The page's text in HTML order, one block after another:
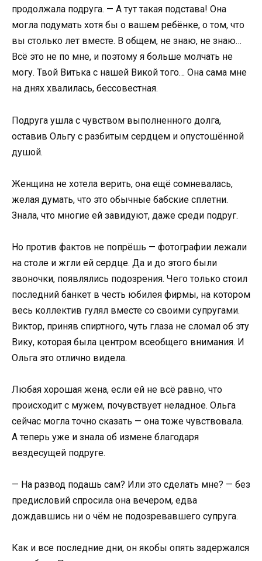
продолжала подруга. — А тут такая подстава! Она
могла подумать хотя бы о вашем ребёнке, о том, что
вы столько лет вместе. В общем, не знаю, не знаю…
Всё это не по мне, и поэтому я больше молчать не
могу. Твой Витька с нашей Викой того… Она сама мне
на днях хвалилась, бессовестная.
Подруга ушла с чувством выполненного долга,
оставив Ольгу с разбитым сердцем и опустошённой
душой.
Женщина не хотела верить, она ещё сомневалась,
желая думать, что это обычные бабские сплетни.
Знала, что многие ей завидуют, даже среди подруг.
Но против фактов не попрёшь — фотографии лежали
на столе и жгли ей сердце. Да и до этого были
звоночки, появлялись подозрения. Чего только стоил
последний банкет в честь юбилея фирмы, на котором
весь коллектив гулял вместе со своими супругами.
Виктор, приняв спиртного, чуть глаза не сломал об эту
Вику, которая была центром всеобщего внимания. И
Ольга это отлично видела.
Любая хорошая жена, если ей не всё равно, что
происходит с мужем, почувствует неладное. Ольга
сейчас могла точно сказать — она тоже чувствовала.
А теперь уже и знала об измене благодаря
вездесущей подруге.
— На развод подашь сам? Или это сделать мне? — без
предисловий спросила она вечером, едва
дождавшись ни о чём не подозревавшего супруга.
Как и все последние дни, он якобы опять задержался